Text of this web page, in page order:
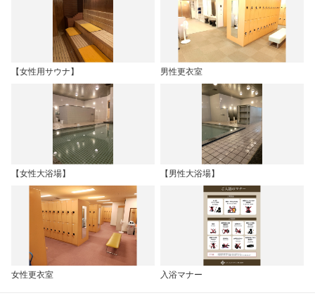
【女性用サウナ】 男性更衣室
【女性大浴場】 【男性大浴場】
女性更衣室 入浴マナー